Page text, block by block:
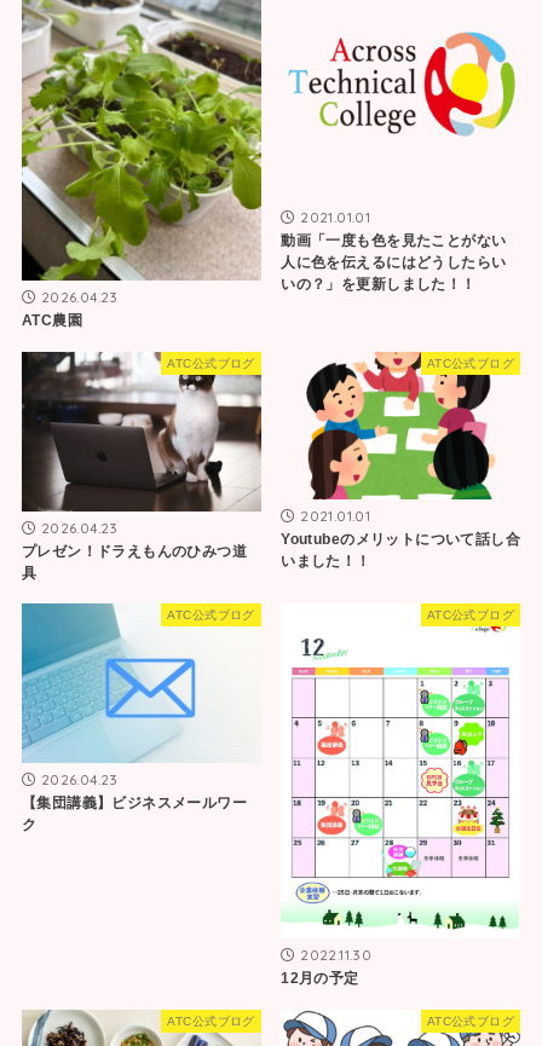
2026.04.23
ATC農園
2021.01.01
動画「一度も色を見たことがない
人に色を伝えるにはどうしたらい
いの？」を更新しました！！
ATC公式ブログ
2026.04.23
プレゼン！ドラえもんのひみつ道
具
ATC公式ブログ
2021.01.01
Youtubeのメリットについて話し合
いました！！
ATC公式ブログ
2026.04.23
【集団講義】ビジネスメールワー
ク
ATC公式ブログ
2022.11.30
12月の予定
ATC公式ブログ ATC公式ブログ